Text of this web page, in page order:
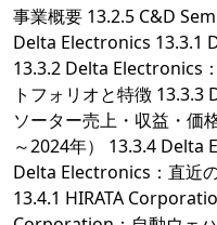
事業概要 13.2.5 C&D
Delta Electronics 13.3.1
13.3.2 Delta Electronics
トフォリオと特徴
ソーター売上・収益・価
～2024年） 13.3.4 Delta
Delta Electronics：直近
13.4.1 HIRATA